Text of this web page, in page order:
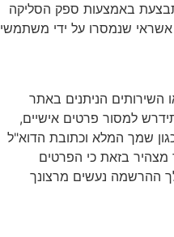
באמצעות ספק הסליקה
שנמסרו על ידי משתמשי
השירותים הניתנים באתר
למסור פרטים אישיים,
שמך המלא וכתובת הדוא"ל
בזאת כי הפרטים
ההרשמה נעשים מרצונך